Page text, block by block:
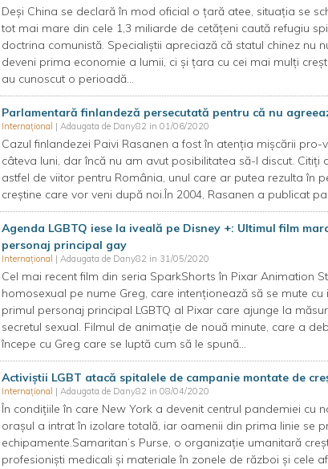
Deşi China se declară în mod oficial o ţară atee, situaţia se
tot mai mare din cele 1,3 miliarde de cetăţeni caută refugiu
doctrina comunistă. Specialiştii apreciază că statul chinez nu
deveni prima economie a lumii, ci şi ţara cu cei mai mulţi
au cunoscut o perioadă...
Parlamentară finlandeză persecutată pentru că nu
Internațional | Adaugata de Dany82 in 01/06/2020
Cazul finlandezei Paivi Rasanen a fost în atenția mișcării pro-
câteva luni, dar încă nu am avut posibilitatea să-l discut. Citiți
astfel de viitor pentru România, unul care ar putea rezulta în
creștine care vor veni după noi.În 2004, Rasanen a publicat
Agenda LGBTQ iese la iveală pe Disney +: Ultimul film
personaj principal gay
Internațional | Adaugata de Dany82 in 31/05/2020
Cel mai recent film din seria SparkShorts în Pixar Animation
homosexual pe nume Greg, care intenționează să se mute cu
primul personaj principal LGBTQ al Pixar care ajunge la
secretul sexual. Filmul de animație de nouă minute, care a
începe cu Greg care se luptă cum să le spună...
Activiștii LGBT atacă spitalele de campanie montate de
Internațional | Adaugata de Dany82 in 08/04/2020
În condițiile în care New York a devenit centrul pandemiei cu
orașul a intrat în izolare totală, iar oamenii din prima linie se
echipamente.Samaritan’s Purse, o organizație umanitară
profesioniști medicali și materiale în zonele de război și cele